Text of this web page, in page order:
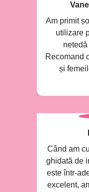
Am primit
utilizare
Recomand
și
Când am
ghidată de
este într-
excelent,